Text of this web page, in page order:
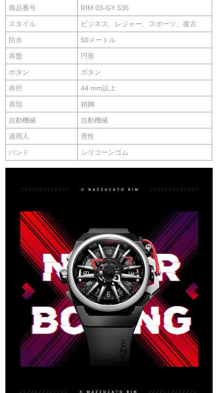
商品番号 RIM 03-GY 536
スタイル ビジネス、レジャー、スポーツ、復古
防水 50メートル
表盤 円形
ボタン ボタン
表径 44 mm以上
表殻 精鋼
自動機械 自動機械
適用人 男性
バンド シリコーンゴム